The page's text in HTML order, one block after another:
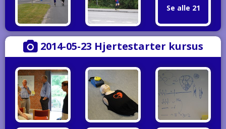
Se alle 21
2014-05-23 Hjertestarter kursus